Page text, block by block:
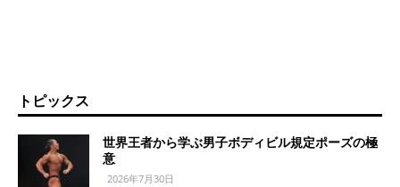
トピックス
世界王者から学ぶ男子ボディビル規定ポーズの極
意
2026年7月30日